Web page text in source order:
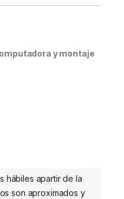
y montaje
MOL EX 3 PINES quantity
hábiles apartir de la
son aproximados y